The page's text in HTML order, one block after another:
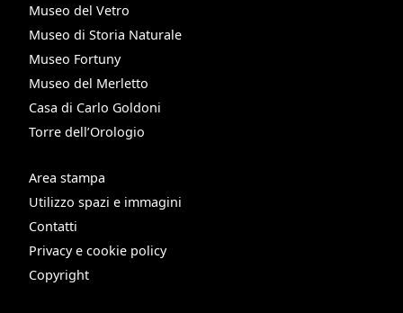
Museo del Vetro
Museo di Storia Naturale
Museo Fortuny
Museo del Merletto
Casa di Carlo Goldoni
Torre dell’Orologio
Area stampa
Utilizzo spazi e immagini
Contatti
Privacy e cookie policy
Copyright